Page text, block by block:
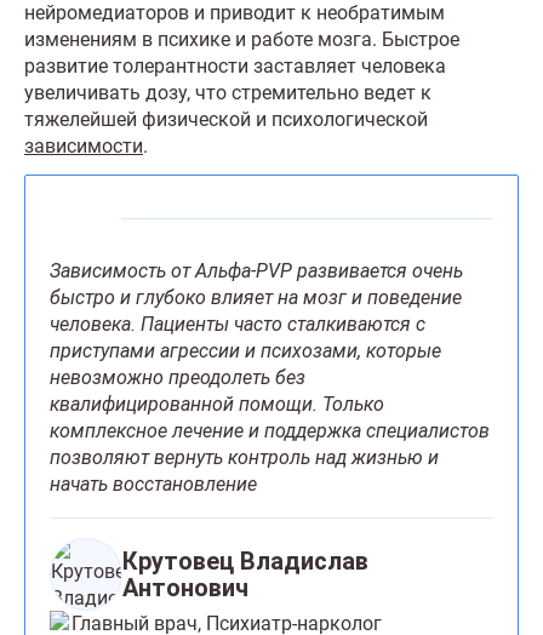
нейромедиаторов и приводит к необратимым
изменениям в психике и работе мозга. Быстрое
развитие толерантности заставляет человека
увеличивать дозу, что стремительно ведет к
тяжелейшей физической и психологической
зависимости.
Зависимость от Альфа-PVP развивается очень
быстро и глубоко влияет на мозг и поведение
человека. Пациенты часто сталкиваются с
приступами агрессии и психозами, которые
невозможно преодолеть без
квалифицированной помощи. Только
комплексное лечение и поддержка специалистов
позволяют вернуть контроль над жизнью и
начать восстановление
Крутовец Владислав
Антонович
Главный врач, Психиатр-нарколог